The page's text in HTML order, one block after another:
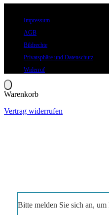
Impressum
AGB
Bildrechte
Privatsphäre und Datenschutz
Widerruf
Warenkorb
Vertrag widerrufen
Bitte melden Sie sich an, um